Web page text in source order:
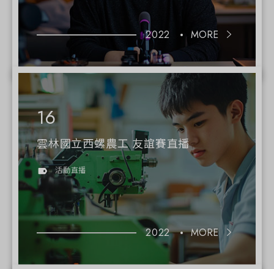
2022 MORE
雲林國立西螺農工 友誼賽直播
活動直播
2022 MORE